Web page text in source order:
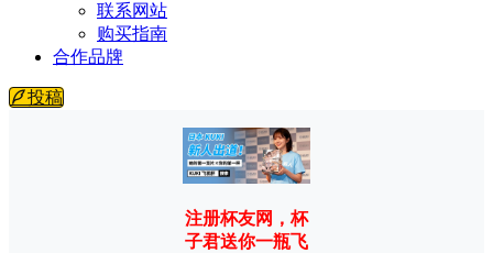
联系网站
购买指南
合作品牌
投稿
注册杯友网，杯
子君送你一瓶飞